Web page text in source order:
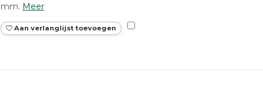
mm. Meer
Aan verlanglijst toevoegen